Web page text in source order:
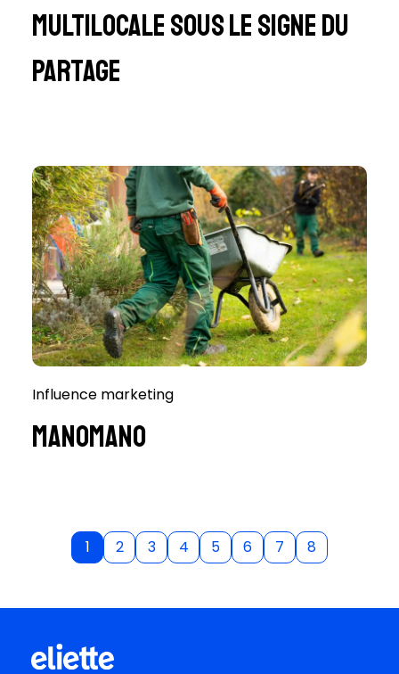
multilocale sous le signe du
partage
Influence marketing
ManoMano
1 2 3 4 5 6 7 8